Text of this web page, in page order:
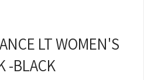
LT WOMEN'S
-BLACK